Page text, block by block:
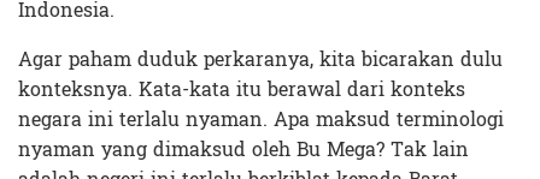
Indonesia.
Agar paham duduk perkaranya, kita bicarakan dulu
konteksnya. Kata-kata itu berawal dari konteks
negara ini terlalu nyaman. Apa maksud terminologi
nyaman yang dimaksud oleh Bu Mega? Tak lain